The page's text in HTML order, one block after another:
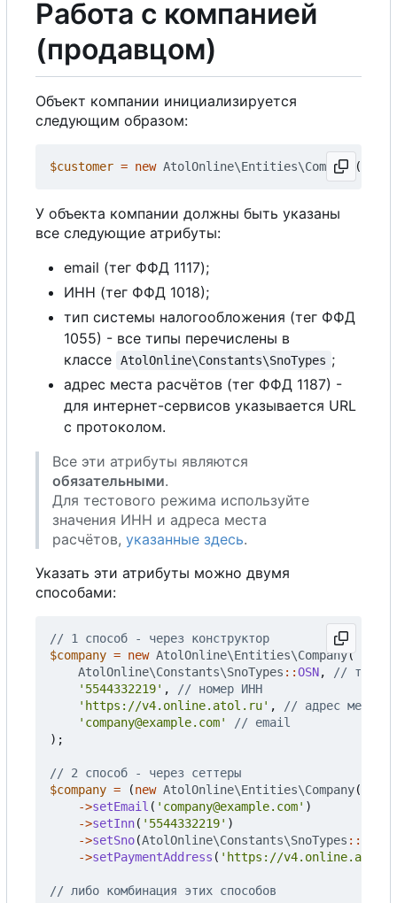
Работа с компанией
(продавцом)
Объект компании инициализируется
следующим образом:
$customer = new AtolOnline\Entities\Company ();
У объекта компании должны быть указаны
все следующие атрибуты:
email (тег ФФД 1117);
ИНН (тег ФФД 1018);
тип системы налогообложения (тег ФФД
1055) - все типы перечислены в
классе
AtolOnline\Constants\SnoTypes ;
адрес места расчётов (тег ФФД 1187) -
для интернет-сервисов указывается URL
с протоколом.
Все эти атрибуты являются
обязательными.
Для тестового режима используйте
значения ИНН и адреса места
расчётов, указанные здесь.
Указать эти атрибуты можно двумя
способами:
$company = new AtolOnline\Entities\Company(
AtolOnline\Constants\SnoTypes ::OSN,
'5544332219' ,
'https://v4.online.atol.ru' ,
'company@example.com'
);
$company = (new AtolOnline\Entities\Company())
->setEmail ( 'company@example.com' )
->setInn( '5544332219' )
->setSno(AtolOnline\Constants\SnoTypes ::
->setPaymentAddress ( 'https://